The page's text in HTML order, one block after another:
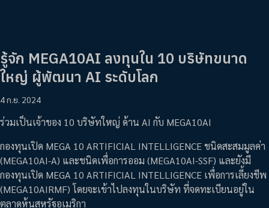
รู้จัก MEGA10AI ลงทุนใน 10 บริษัทขนาด
ใหญ่ ผู้พัฒนา AI ระดับโลก
4 ก.ย. 2024
ร่วมเป็นเจ้าของ 10 บริษัทใหญ่ ด้าน AI กับ MEGA10AI
กองทุนเปิด MEGA 10 ARTIFICIAL INTELLIGENCE ชนิดสะสมมูลค่า
(MEGA10AI-A) และชนิดเพื่อการออม (MEGA10AI-SSF) และยังมี
กองทุนเปิด MEGA 10 ARTIFICIAL INTELLIGENCE เพื่อการเลี้ยงชีพ
(MEGA10AIRMF) โดยจะเข้าไปลงทุนในบริษัท ที่จดทะเบียนอยู่ใน
ตลาดหุ้นสหรัฐอเมริกา